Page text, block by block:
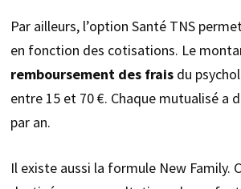
Par ailleurs, l’option Santé TNS
en fonction des cotisations. Le
remboursement des frais du
entre 15 et 70 €. Chaque mutualisé a
par an.
Il existe aussi la formule New Family.